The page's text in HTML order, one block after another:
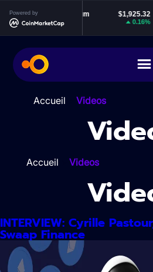
Inhalt
Powered by
Ethereum $1,925.32
ETH
Neo
NEO
Accueil Videos
Accueil Videos
INTERVIEW: Cyrille
Swaap Finance